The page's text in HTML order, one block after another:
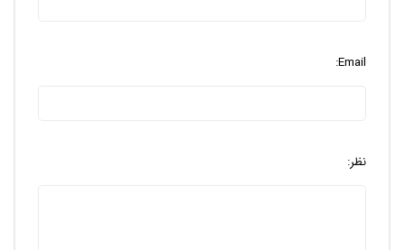
Email:
نظر: